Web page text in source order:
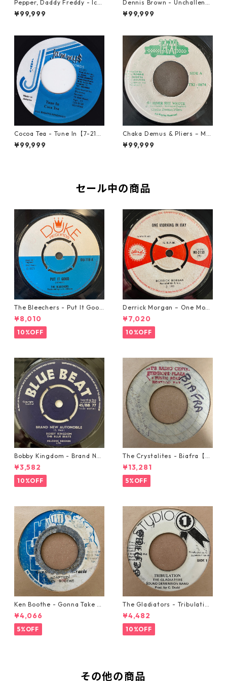
Pepper, Daddy Freddy - Icki
e Fashion【12-50044】
¥99,999
Dennis Brown - Unchalleng
ed【LP-70046】
¥99,999
Cocoa Tea - Tune In【7-2187
2】
¥99,999
Chaka Demus & Pliers – Mu
rder She Wrote【7-21777】
¥99,999
セール中の商品
The Bleechers - Put It Good
【7-21637】
¥8,010
10%OFF
Derrick Morgan – One Morn
ing In May【7-21653】
¥7,020
10%OFF
Bobby Kingdom - Brand Ne
w Automobile【7-20889】
¥3,582
10%OFF
The Crystalites - Biafra【7-
21293】
¥13,281
5%OFF
Ken Boothe - Gonna Take A
Miracle【7-21362】
¥4,066
5%OFF
The Gladiators - Tribulation
【7-21365】
¥4,482
10%OFF
その他の商品